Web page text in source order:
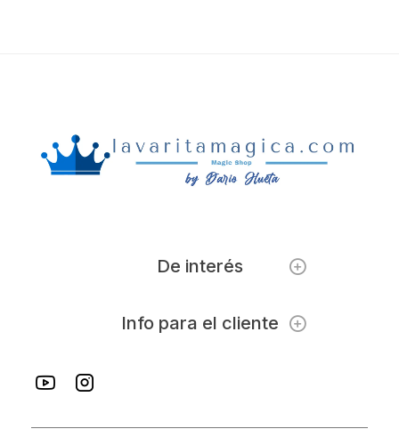
De interés
Info para el cliente